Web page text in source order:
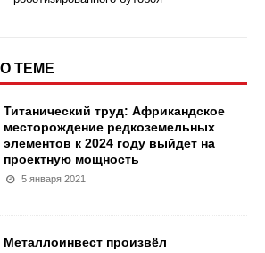
ТЕМЕ
Титанический труд: Африкандское
месторождение редкоземельных
элементов к 2024 году выйдет на
проектную мощность
5 января 2021
Металлоинвест произвёл